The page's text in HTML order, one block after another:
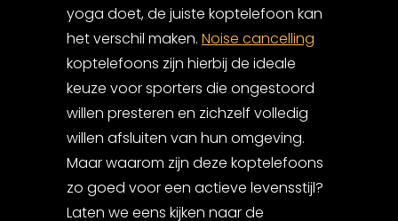
yoga doet, de juiste koptelefoon kan
het verschil maken. Noise cancelling
koptelefoons zijn hierbij de ideale
keuze voor sporters die ongestoord
willen presteren en zichzelf volledig
willen afsluiten van hun omgeving.
Maar waarom zijn deze koptelefoons
zo goed voor een actieve levensstijl?
Laten we eens kijken naar de